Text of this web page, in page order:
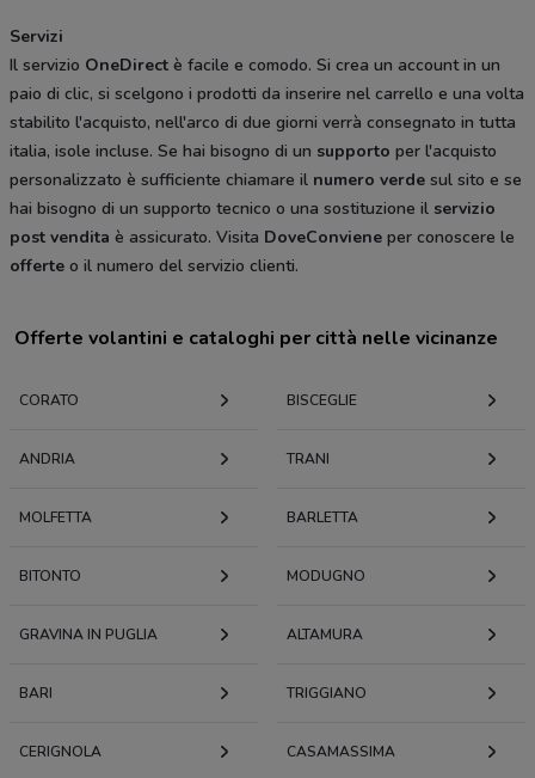
Servizi
Il servizio OneDirect è facile e comodo. Si crea un account in un
paio di clic, si scelgono i prodotti da inserire nel carrello e una volta
stabilito l'acquisto, nell'arco di due giorni verrà consegnato in tutta
italia, isole incluse. Se hai bisogno di un supporto per l'acquisto
personalizzato è sufficiente chiamare il numero verde sul sito e se
hai bisogno di un supporto tecnico o una sostituzione il servizio
post vendita è assicurato. Visita DoveConviene per conoscere le
offerte o il numero del servizio clienti.
Offerte volantini e cataloghi per città nelle vicinanze
CORATO BISCEGLIE
ANDRIA TRANI
MOLFETTA BARLETTA
BITONTO MODUGNO
GRAVINA IN PUGLIA ALTAMURA
BARI TRIGGIANO
CERIGNOLA CASAMASSIMA